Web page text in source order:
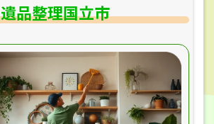
遺品整理国立市